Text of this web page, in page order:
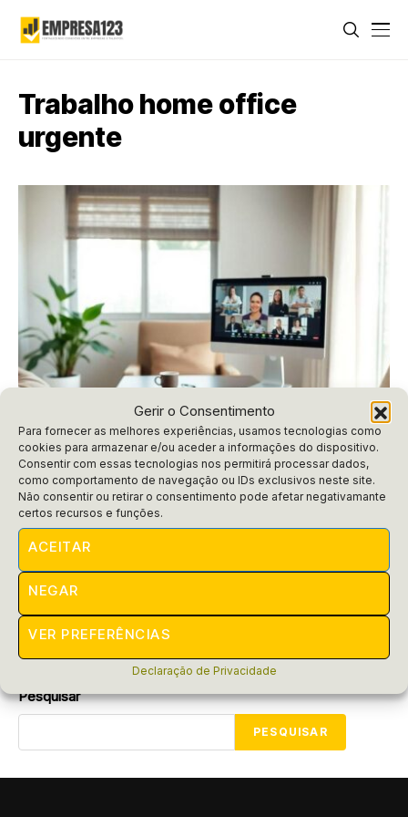
Gerir o Consentimento
Para fornecer as melhores experiências, usamos tecnologias como
cookies para armazenar e/ou aceder a informações do dispositivo.
Consentir com essas tecnologias nos permitirá processar dados,
como comportamento de navegação ou IDs exclusivos neste site.
Não consentir ou retirar o consentimento pode afetar negativamante
certos recursos e funções.
ACEITAR
NEGAR
VER PREFERÊNCIAS
Declaração de Privacidade
Trabalho home office
urgente
Blog Do Funcionário
Qual empresa está contratando
para trabalhar em casa?
Descubra quais empresas estão contratando para trabalhar
em casa e como você pode fazer parte dessa nova forma
de emprego. Oportunidades incríveis esperam...
Pesquisar
PESQUISAR